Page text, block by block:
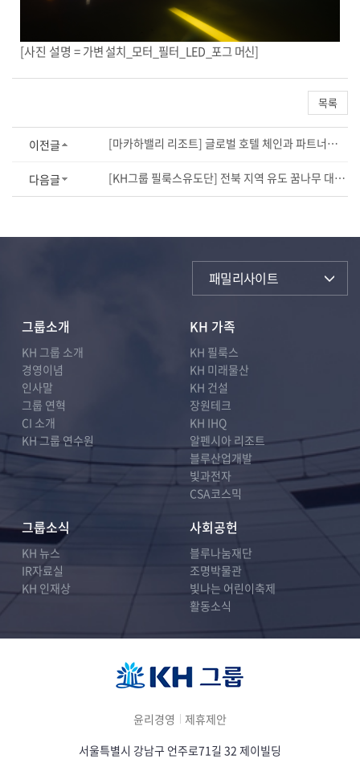
[사진 설명 =가변 설치_모터_필터_LED_포그 머신]
목록
이전글 [마카하밸리 리조트] 글로벌 호텔 체인과 파트너십 논의...시너지 극대화
다음글 [KH그룹 필룩스유도단] 전북 지역 유도 꿈나무 대상 재능 기부
그룹소개
KH 그룹 소개
경영이념
인사말
그룹 연혁
CI 소개
KH 그룹 연수원
KH 가족
KH 필룩스
KH 미래물산
KH 건설
장원테크
KH IHQ
알펜시아 리조트
블루산업개발
빛과전자
CSA코스믹
그룹소식
KH 뉴스
IR자료실
KH 인재상
사회공헌
블루나눔재단
조명박물관
빛나는 어린이축제
활동소식
패밀리사이트
윤리경영
제휴제안
서울특별시 강남구 언주로71길 32 제이빌딩